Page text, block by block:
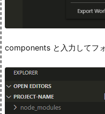
components と入力してフ